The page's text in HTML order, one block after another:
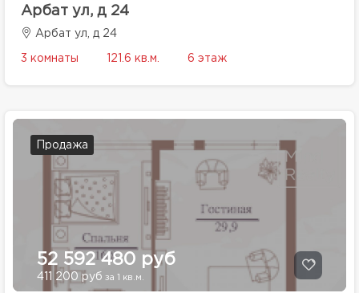
Арбат ул, д 24
Арбат ул, д 24
3 комнаты 121.6 кв.м. 6 этаж
Продажа
52 592 480 руб
411 200 руб за 1 кв.м.